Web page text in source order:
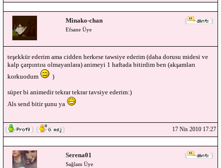
Minako-chan
Efsane Üye
teşekkür ederim ama cidden herkese tawsiye ederim (daha dorusu midesi ve
kalp çarpıntısı olmayanlara) animeyi 1 haftada bitirdim ben (akşamları
korkuodum
)
süper bi animedir tekrar tekrar tavsiye ederim:)
Als send bitir şunu ya
17 Nis 2010 17:27
Serena01
Sağlam Üye